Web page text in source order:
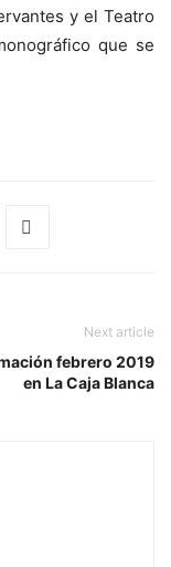
y el Teatro
que se
Next article
febrero 2019
en La Caja Blanca